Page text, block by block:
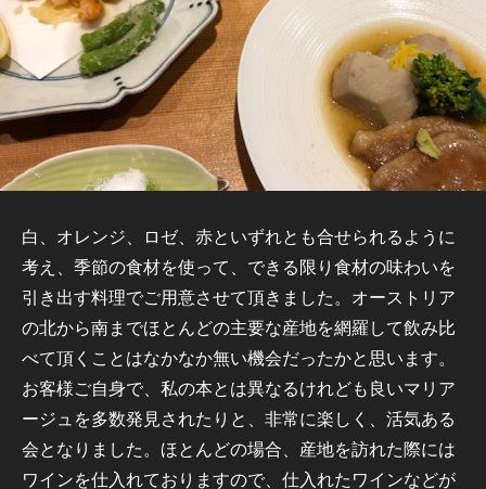
白、オレンジ、ロゼ、赤といずれとも合せられるように
考え、季節の食材を使って、できる限り食材の味わいを
引き出す料理でご用意させて頂きました。オーストリア
の北から南までほとんどの主要な産地を網羅して飲み比
べて頂くことはなかなか無い機会だったかと思います。
お客様ご自身で、私の本とは異なるけれども良いマリア
ージュを多数発見されたりと、非常に楽しく、活気ある
会となりました。ほとんどの場合、産地を訪れた際には
ワインを仕入れておりますので、仕入れたワインなどが